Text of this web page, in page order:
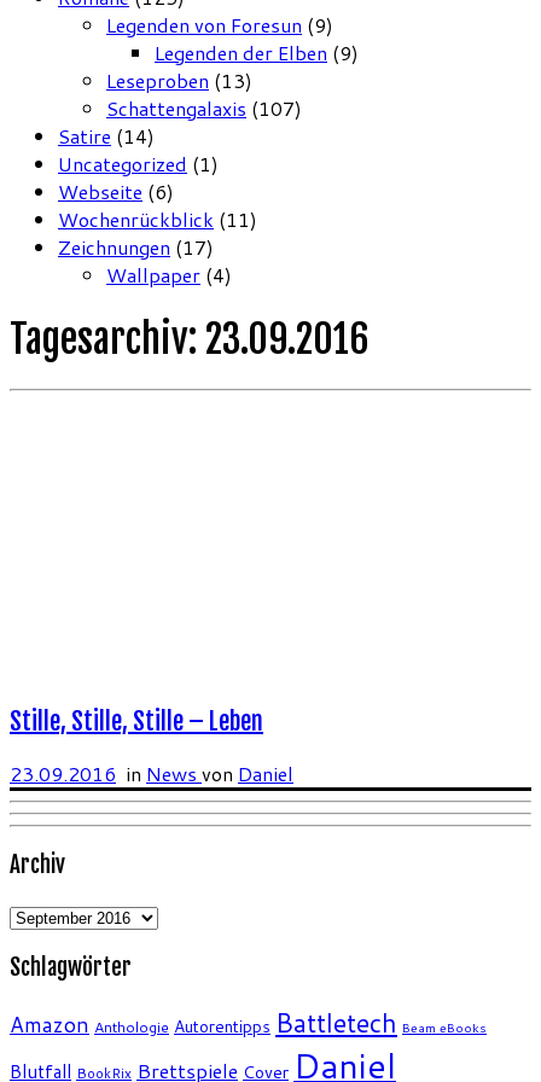
Legenden von Foresun (9)
Legenden der Elben (9)
Leseproben (13)
Schattengalaxis (107)
Satire (14)
Uncategorized (1)
Webseite (6)
Wochenrückblick (11)
Zeichnungen (17)
Wallpaper (4)
Tagesarchiv: 23.09.2016
Stille, Stille, Stille – Leben
23.09.2016 in News von Daniel
Archiv
Archiv
Schlagwörter
Amazon Anthologie Autorentipps Battletech Beam eBooks
Blutfall BookRix Brettspiele Cover Daniel